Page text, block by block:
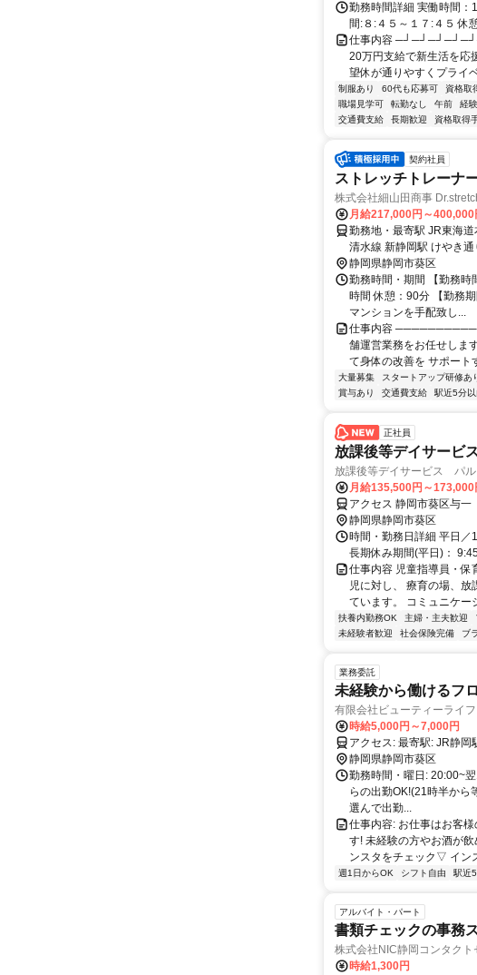
勤務時間詳細 実働時間：
間:８:４５～１７:４５ 休
仕事内容
20万円支給で新生活を応
望休が通りやすくプライ
制服あり 60代も応募可 資格取
職場見学可
転勤なし 午前 経
交通費支給
長期歓迎 資格取得
契約社員
ストレッチトレーナ
株式会社細山田商事
月給217,000円～400,000
勤務地・最寄駅 JR東海
清水線 新静岡駅 けやき
静岡県静岡市葵区
勤務時間・期間 【勤務時
時間 休憩：90分 【勤務
マンションを手配致し...
仕事内容
舗運営業務をお任せしま
て身体の改善を サポート
大量募集 スタートアップ研修あ
賞与あり
交通費支給 駅近5分以
正社員
放課後等デイサービ
放課後等デイサービス パル
月給135,500円～173,000
アクセス 静岡市葵区与一
静岡県静岡市葵区
時間・勤務日詳細 平日
長期休み期間(平日)：
仕事内容 児童指導員・保
児に対し、 療育の場、
ています。 コミュニケー
扶養内勤務OK 主婦・主夫歓迎
未経験者歓迎
社会保険完備 ブ
業務委託
未経験から働けるフ
有限会社ビューティーライフ
時給5,000円～7,000円
アクセス: 最寄駅:
静岡県静岡市葵区
勤務時間・曜日: 20:00~
らの出勤OK!(21時半か
選んで出勤...
仕事内容: お仕事はお客
す! 未経験の方やお酒が
ンスタをチェック▽ イン
週1日からOK シフト自由 駅近
アルバイト・パート
書類チェックの事務
株式会社NIC静岡コンタクト
時給1,300円